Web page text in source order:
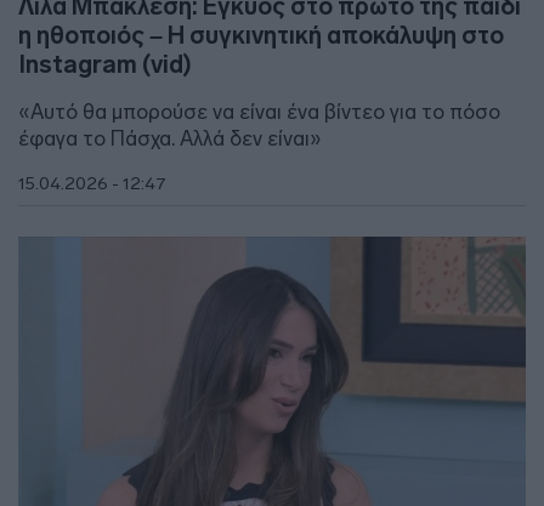
Λίλα Μπακλέση: Έγκυος στο πρώτο της παιδί
η ηθοποιός – Η συγκινητική αποκάλυψη στο
Instagram (vid)
«Αυτό θα μπορούσε να είναι ένα βίντεο για το πόσο
έφαγα το Πάσχα. Αλλά δεν είναι»
15.04.2026 - 12:47